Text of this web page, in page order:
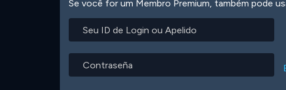
Se você for um Membro Premium, também pode
Login
Apelido